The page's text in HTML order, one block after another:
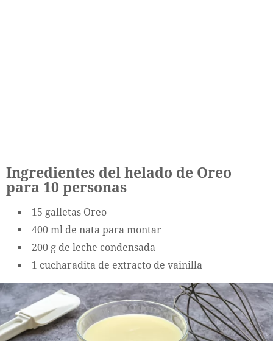
Ingredientes del helado de Oreo
para 10 personas
15 galletas Oreo
400 ml de nata para montar
200 g de leche condensada
1 cucharadita de extracto de vainilla